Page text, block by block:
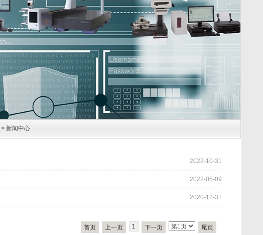
> 新闻中心
2022-10-31
2022-05-09
2020-12-31
首页 上一页 1 下一页 尾页